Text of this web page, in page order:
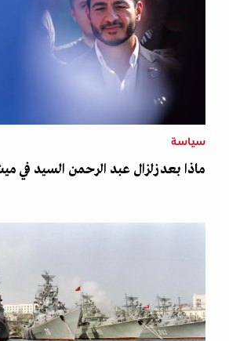
سياسة
ماذا بعد زلزال عبد الرحمن السيد في